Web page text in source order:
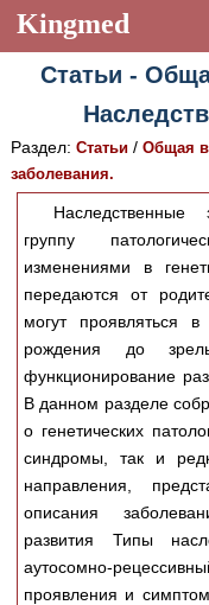
Kingmed
Учебный материал
Видеогалерея 899
Фотогалерея
Истории болезней
Лекции и
Методические
Научно-популярное
Новости (244)
Медицинская
Нормативы
Пароль
Восстановить пароль
Регистрация
Статьи -
Раздел: Статьи/ Общая
заболевания.
Наследственные
группу
изменениями в
передаются от
могут проявляться
рождения до
функционирование
В данном разделе
о генетических
синдромы, так и
направления,
описания
развития Типы
аутосомно-
проявления и